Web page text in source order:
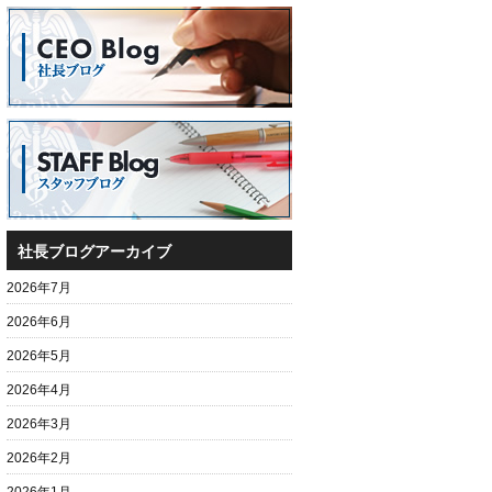
社長ブログアーカイブ
2026年7月
2026年6月
2026年5月
2026年4月
2026年3月
2026年2月